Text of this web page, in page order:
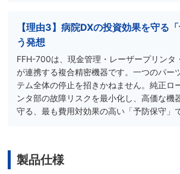
【理由3】病院DXの投資効果を守る
う発想
FFH-700は、現金管理・レーザープリンタ
が連携する複合精密機器です。一つのパー
テム全体の停止を招きかねません。純正ロ
ンタ部の故障リスクを最小化し、高価な機
守る、最も費用対効果の高い「予防保守」
製品仕様